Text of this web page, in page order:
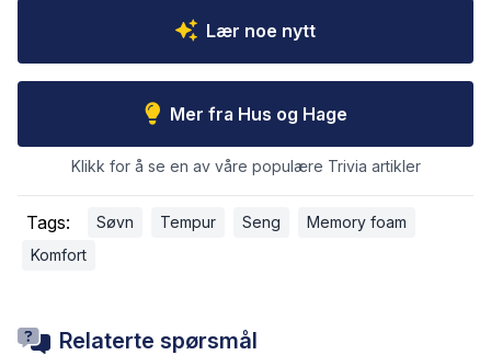
Lær noe nytt
Mer fra Hus og Hage
Klikk for å se en av våre populære Trivia artikler
Tags: Søvn Tempur Seng
Memory foam
Komfort
Relaterte spørsmål